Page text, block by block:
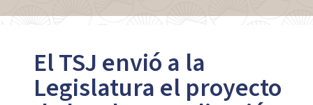
El TSJ envió a la
Legislatura el proyecto